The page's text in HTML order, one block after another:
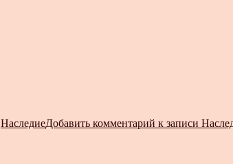
НаследиеДобавить комментарий к записи